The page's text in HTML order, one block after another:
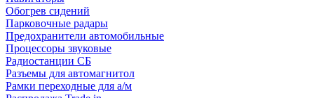
Обогрев сидений
Парковочные радары
Предохранители автомобильные
Процессоры звуковые
Радиостанции СБ
Разъемы для автомагнитол
Рамки переходные для а/м